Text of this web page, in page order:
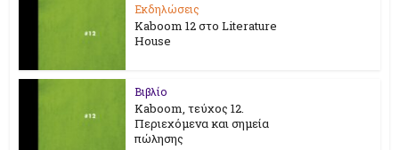
Εκδηλώσεις
Kaboom 12 στο Literature
House
Βιβλίο
Kaboom, τεύχος 12.
Περιεχόμενα και σημεία
πώλησης